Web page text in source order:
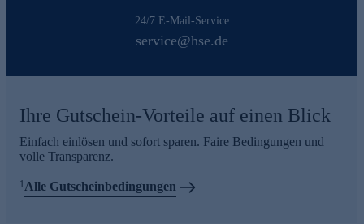
24/7 E-Mail-Service
service@hse.de
Ihre Gutschein-Vorteile auf einen Blick
Einfach einlösen und sofort sparen. Faire Bedingungen und
volle Transparenz.
1 Alle Gutscheinbedingungen